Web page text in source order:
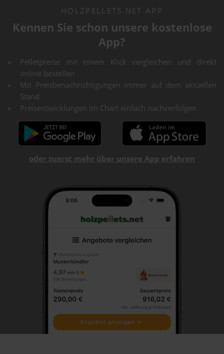
HOLZPELLETS.NET APP
Kennen Sie schon unsere kostenlose
App?
Pelletpreise mit einem Klick vergleichen und direkt
online bestellen
Mit Preisbenachrichtigungen immer auf dem aktuellen
Stand
Preisentwicklungen im Chart einfach nachverfolgen
oder zuerst mehr über unsere App erfahren